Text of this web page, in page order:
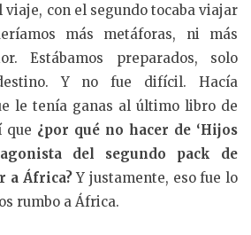
con el segundo tocaba viajar
más metáforas, ni más
Estábamos preparados, solo
Y no fue difícil. Hacía
le tenía ganas al último libro de
que ¿por qué no hacer de ‘Hijos
del segundo pack de
a África?Y justamente, eso fue lo
rumbo a África.